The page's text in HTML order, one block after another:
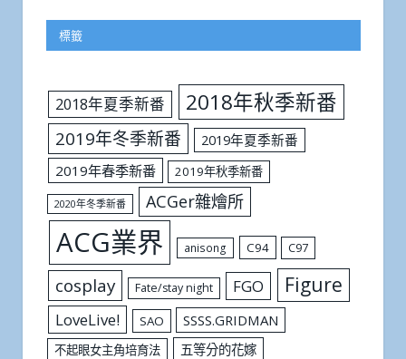
標籤
2018年夏季新番 2018年秋季新番
2019年冬季新番
2019年夏季新番
2019年春季新番
2019年秋季新番
2020年冬季新番 ACGer雜燴所
ACG業界 anisong C94 C97
cosplay Fate/stay night FGO Figure
LoveLive! SAO SSSS.GRIDMAN
不起眼女主角培育法 五等分的花嫁